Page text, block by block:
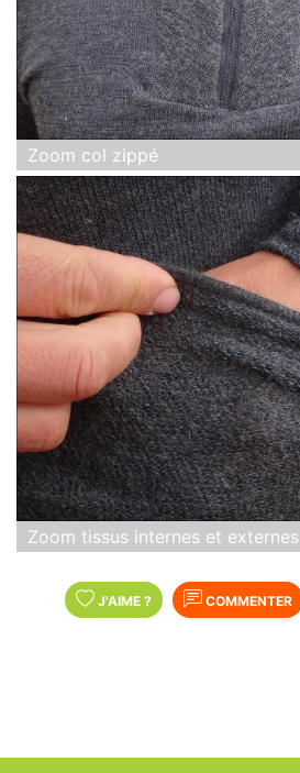
Zoom col zippé
Zoom tissus internes et externes
J'AIME ? COMMENTER